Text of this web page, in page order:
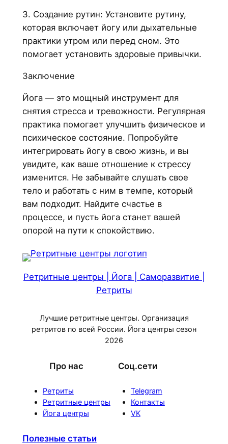
3. Создание рутин: Установите рутину,
которая включает йогу или дыхательные
практики утром или перед сном. Это
помогает установить здоровые привычки.
Заключение
Йога — это мощный инструмент для
снятия стресса и тревожности. Регулярная
практика помогает улучшить физическое и
психическое состояние. Попробуйте
интегрировать йогу в свою жизнь, и вы
увидите, как ваше отношение к стрессу
изменится. Не забывайте слушать свое
тело и работать с ним в темпе, который
вам подходит. Найдите счастье в
процессе, и пусть йога станет вашей
опорой на пути к спокойствию.
Ретритные центры | Йога | Саморазвитие |
Ретриты
Лучшие ретритные центры. Организация
ретритов по всей России. Йога центры сезон
2026
Про нас
Ретриты
Ретритные центры
Йога центры
Соц.сети
Telegram
Контакты
VK
Полезные статьи